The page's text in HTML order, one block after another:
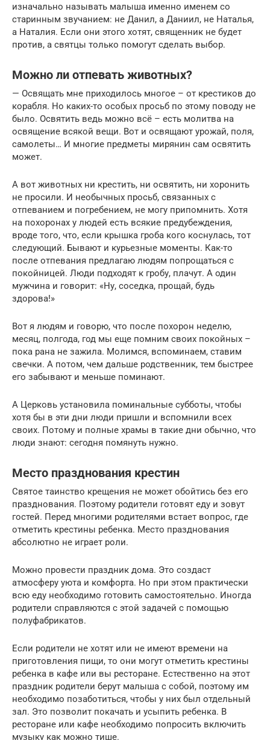
изначально называть малыша именно именем со
старинным звучанием: не Данил, а Даниил, не Наталья,
а Наталия. Если они этого хотят, священник не будет
против, а святцы только помогут сделать выбор.
Можно ли отпевать животных?
— Освящать мне приходилось многое – от крестиков до
корабля. Но каких-то особых просьб по этому поводу не
было. Освятить ведь можно всё – есть молитва на
освящение всякой вещи. Вот и освящают урожай, поля,
самолеты… И многие предметы мирянин сам освятить
может.
А вот животных ни крестить, ни освятить, ни хоронить
не просили. И необычных просьб, связанных с
отпеванием и погребением, не могу припомнить. Хотя
на похоронах у людей есть всякие предубеждения,
вроде того, что, если крышка гроба кого коснулась, тот
следующий. Бывают и курьезные моменты. Как-то
после отпевания предлагаю людям попрощаться с
покойницей. Люди подходят к гробу, плачут. А один
мужчина и говорит: «Ну, соседка, прощай, будь
здорова!»
Вот я людям и говорю, что после похорон неделю,
месяц, полгода, год мы еще помним своих покойных –
пока рана не зажила. Молимся, вспоминаем, ставим
свечки. А потом, чем дальше родственник, тем быстрее
его забывают и меньше поминают.
А Церковь установила поминальные субботы, чтобы
хотя бы в эти дни люди пришли и вспомнили всех
своих. Потому и полные храмы в такие дни обычно, что
люди знают: сегодня помянуть нужно.
Место празднования крестин
Святое таинство крещения не может обойтись без его
празднования. Поэтому родители готовят еду и зовут
гостей. Перед многими родителями встает вопрос, где
отметить крестины ребенка. Место празднования
абсолютно не играет роли.
Можно провести праздник дома. Это создаст
атмосферу уюта и комфорта. Но при этом практически
всю еду необходимо готовить самостоятельно. Иногда
родители справляются с этой задачей с помощью
полуфабрикатов.
Если родители не хотят или не имеют времени на
приготовления пищи, то они могут отметить крестины
ребенка в кафе или вы ресторане. Естественно на этот
праздник родители берут малыша с собой, поэтому им
необходимо позаботиться, чтобы у них был отдельный
зал. Это позволит покачать и усыпить ребенка. В
ресторане или кафе необходимо попросить включить
музыку как можно тише.